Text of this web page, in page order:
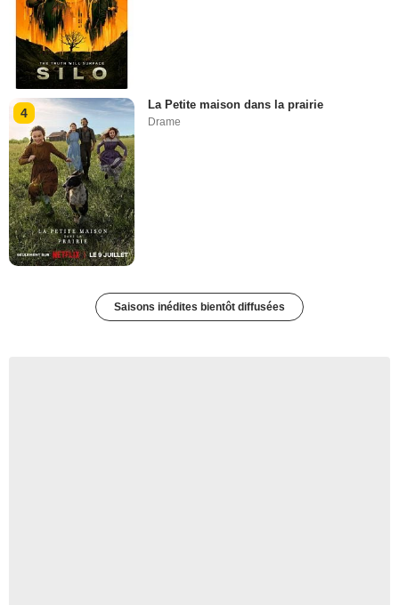
4
La Petite maison dans la prairie
Drame
Saisons inédites bientôt diffusées